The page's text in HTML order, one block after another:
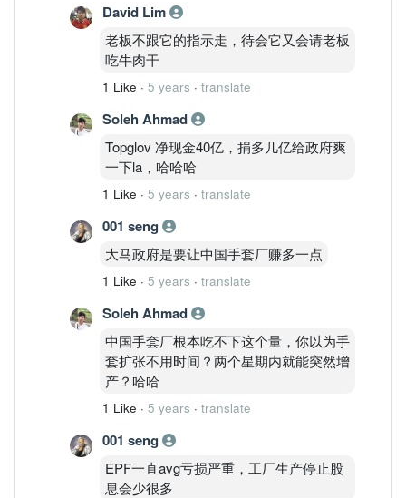
David Lim
老板不跟它的指示走，待会它又会请老板
吃牛肉干
1 Like · 5 years · translate
Soleh Ahmad
Topglov 净现金40亿，捐多几亿给政府爽
一下la，哈哈哈
1 Like · 5 years · translate
001 seng
大马政府是要让中国手套厂赚多一点
1 Like · 5 years · translate
Soleh Ahmad
中国手套厂根本吃不下这个量，你以为手
套扩张不用时间？两个星期内就能突然增
产？哈哈
1 Like · 5 years · translate
001 seng
EPF一直avg亏损严重，工厂生产停止股
息会少很多